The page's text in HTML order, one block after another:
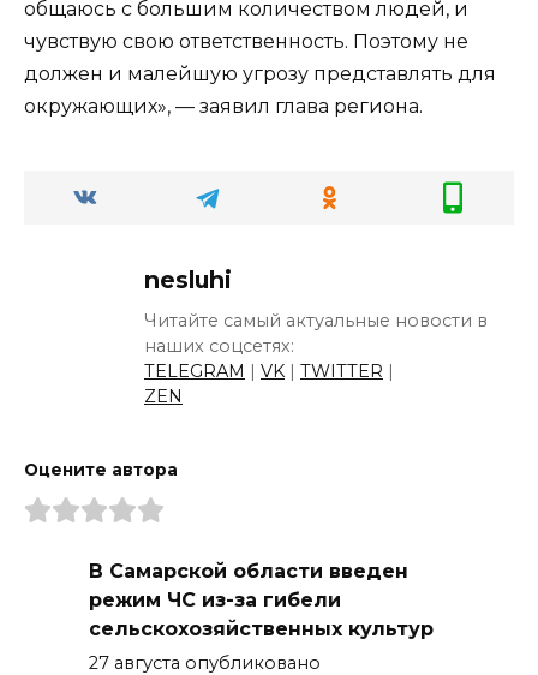
общаюсь с большим количеством людей, и
чувствую свою ответственность. Поэтому не
должен и малейшую угрозу представлять для
окружающих», — заявил глава региона.
nesluhi
Читайте самый актуальные новости в
наших соцсетях:
TELEGRAM | VK | TWITTER |
ZEN
Оцените автора
В Самарской области введен
режим ЧС из-за гибели
сельскохозяйственных культур
27 августа опубликовано